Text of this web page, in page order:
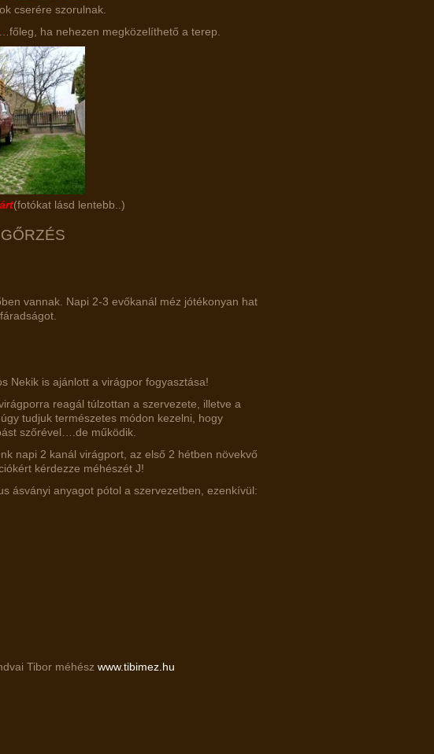
cserére szorulnak.
főleg, ha nehezen megközelíthető a terep.
(fotókat lásd lentebb..)
vannak. Napi 2-3 evőkanál méz jótékonyan hat
Nekik is ajánlott a virágpor fogyasztása!
reagál túlzottan a szervezete, illetve a
tudjuk természetes módon kezelni, hogy
szőrével….de működik.
napi 2 kanál virágport, az első 2 hétben növekvő
kérdezze méhészét J!
ásványi anyagot pótol a szervezetben, ezenkívül:
Tibor méhész www.tibimez.hu